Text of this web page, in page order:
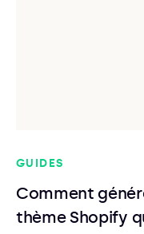
GUIDES
Comment
thème Shopify